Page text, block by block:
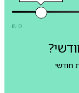
₪ 0
חודשי